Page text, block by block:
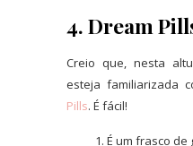
4. Dream
Creio que, nesta
esteja familiarizada
Pills. É fácil!
É um frasco de